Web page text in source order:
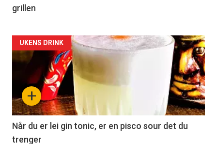
grillen
Forsiden
akkurat
nå
-
2
+
UKENS DRINK
Når du er lei gin tonic, er en pisco sour det du
trenger